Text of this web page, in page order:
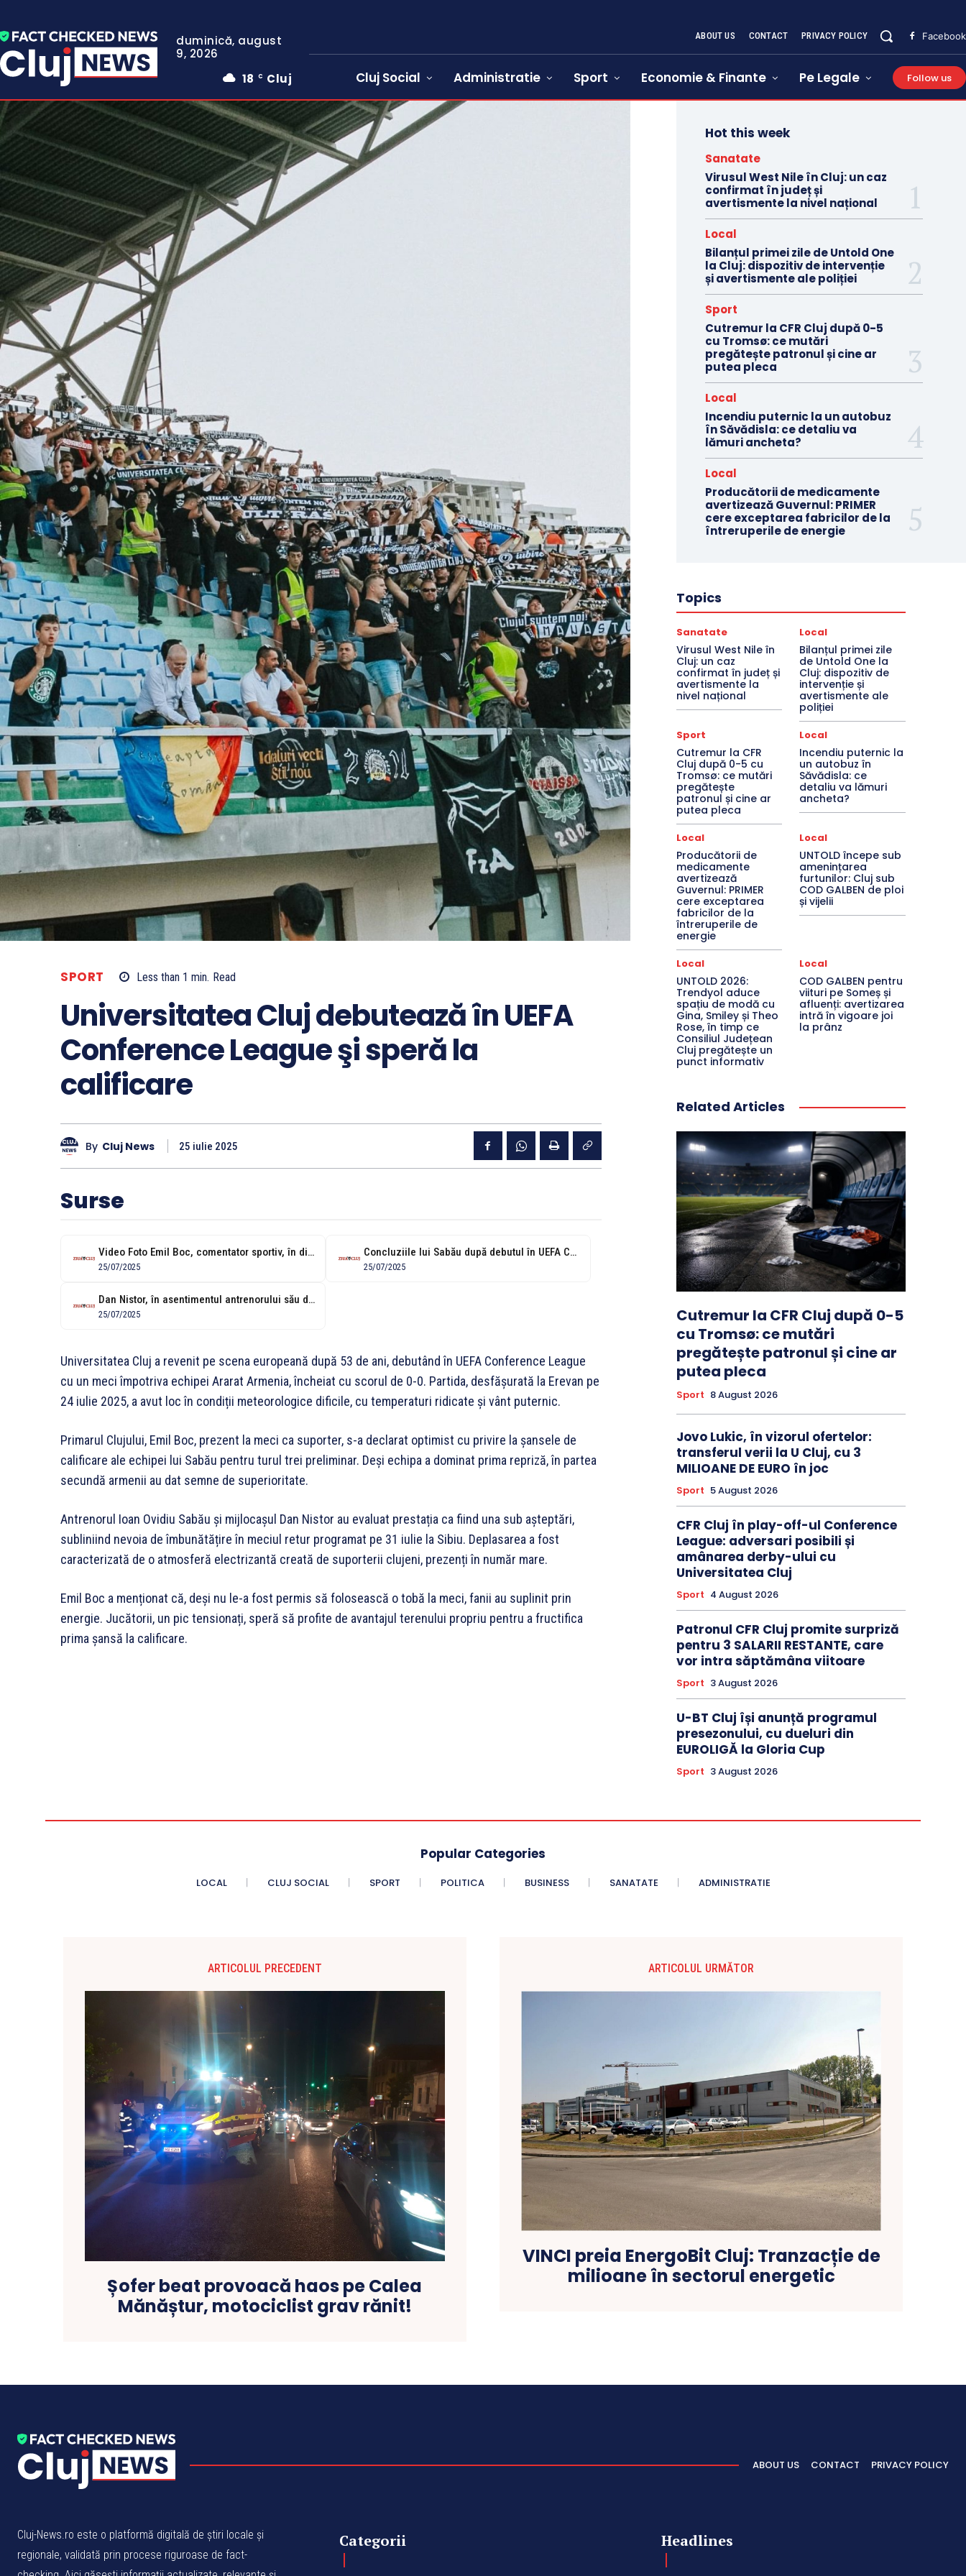
duminică, august
9, 2026
18
C Cluj
ABOUT US CONTACT PRIVACY POLICY Facebook
Cluj Social Administratie Sport Economie & Finante Pe Legale Follow us
SPORT Less than 1 min. Read
Universitatea Cluj debutează în UEFA
Conference League şi speră la
calificare
By Cluj News 25 iulie 2025
Surse
Video Foto Emil Boc, comentator sportiv, în direct la TV, după partida...
25/07/2025
Concluziile lui Sabău după debutul în UEFA Conference League: "Trebuie să realizăm...
25/07/2025
Dan Nistor, în asentimentul antrenorului său după jocul din Armenia: "Am făcut...
25/07/2025
Universitatea Cluj a revenit pe scena europeană după 53 de ani, debutând în UEFA Conference League
cu un meci împotriva echipei Ararat Armenia, încheiat cu scorul de 0-0. Partida, desfășurată la Erevan pe
24 iulie 2025, a avut loc în condiții meteorologice dificile, cu temperaturi ridicate și vânt puternic.
Primarul Clujului, Emil Boc, prezent la meci ca suporter, s-a declarat optimist cu privire la șansele de
calificare ale echipei lui Sabău pentru turul trei preliminar. Deși echipa a dominat prima repriză, în partea
secundă armenii au dat semne de superioritate.
Antrenorul Ioan Ovidiu Sabău și mijlocașul Dan Nistor au evaluat prestația ca fiind una sub așteptări,
subliniind nevoia de îmbunătățire în meciul retur programat pe 31 iulie la Sibiu. Deplasarea a fost
caracterizată de o atmosferă electrizantă creată de suporterii clujeni, prezenți în număr mare.
Emil Boc a menționat că, deși nu le-a fost permis să folosească o tobă la meci, fanii au suplinit prin
energie. Jucătorii, un pic tensionați, speră să profite de avantajul terenului propriu pentru a fructifica
prima șansă la calificare.
Hot this week
Sanatate
Virusul West Nile în Cluj: un caz
confirmat în județ și
avertismente la nivel național
Local
Bilanțul primei zile de Untold One
la Cluj: dispozitiv de intervenție
și avertismente ale poliției
Sport
Cutremur la CFR Cluj după 0-5
cu Tromsø: ce mutări
pregătește patronul și cine ar
putea pleca
Local
Incendiu puternic la un autobuz
în Săvădisla: ce detaliu va
lămuri ancheta?
Local
Producătorii de medicamente
avertizează Guvernul: PRIMER
cere exceptarea fabricilor de la
întreruperile de energie
Topics
Sanatate
Virusul West Nile în
Cluj: un caz
confirmat în județ și
avertismente la
nivel național
Local
Bilanțul primei zile
de Untold One la
Cluj: dispozitiv de
intervenție și
avertismente ale
poliției
Sport
Cutremur la CFR
Cluj după 0-5 cu
Tromsø: ce mutări
pregătește
patronul și cine ar
putea pleca
Local
Incendiu puternic la
un autobuz în
Săvădisla: ce
detaliu va lămuri
ancheta?
Local
Producătorii de
medicamente
avertizează
Guvernul: PRIMER
cere exceptarea
fabricilor de la
întreruperile de
energie
Local
UNTOLD începe sub
amenințarea
furtunilor: Cluj sub
COD GALBEN de ploi
și vijelii
Local
UNTOLD 2026:
Trendyol aduce
spațiu de modă cu
Gina, Smiley și Theo
Rose, în timp ce
Consiliul Județean
Cluj pregătește un
punct informativ
Local
COD GALBEN pentru
viituri pe Someș și
afluenți: avertizarea
intră în vigoare joi
la prânz
Related Articles
Cutremur la CFR Cluj după 0-5
cu Tromsø: ce mutări
pregătește patronul și cine ar
putea pleca
Sport 8 August 2026
Jovo Lukic, în vizorul ofertelor:
transferul verii la U Cluj, cu 3
MILIOANE DE EURO în joc
Sport 5 August 2026
CFR Cluj în play-off-ul Conference
League: adversari posibili și
amânarea derby-ului cu
Universitatea Cluj
Sport 4 August 2026
Patronul CFR Cluj promite surpriză
pentru 3 SALARII RESTANTE, care
vor intra săptămâna viitoare
Sport 3 August 2026
U-BT Cluj își anunță programul
presezonului, cu dueluri din
EUROLIGĂ la Gloria Cup
Sport 3 August 2026
Popular Categories
LOCAL CLUJ SOCIAL SPORT POLITICA BUSINESS SANATATE ADMINISTRATIE
ARTICOLUL PRECEDENT
Șofer beat provoacă haos pe Calea
Mănăștur, motociclist grav rănit!
ARTICOLUL URMĂTOR
VINCI preia EnergoBit Cluj: Tranzacție de
milioane în sectorul energetic
ABOUT US CONTACT PRIVACY POLICY
Cluj-News.ro este o platformă digitală de știri locale și
regionale, validată prin procese riguroase de fact-
Categorii Headlines